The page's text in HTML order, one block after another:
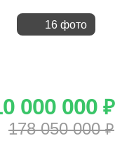
16 фото
000 000 ₽
178 050 000 ₽